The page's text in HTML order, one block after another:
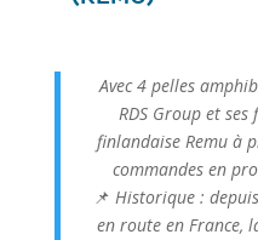
Avec 4 pelles
RDS Group et
finlandaise Remu à
commandes en
📌 Historique :
en route en France,